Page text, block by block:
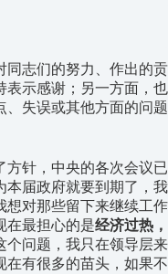
同志们的努力、作出的贡
表示感谢；另一方面，也
、失误或其他方面的问题
方针，中央的各次会议已
本届政府就要到期了，我
想对那些留下来继续工作
在最担心的是经济过热，
个问题，我只在领导层来
在有很多的苗头，如果不